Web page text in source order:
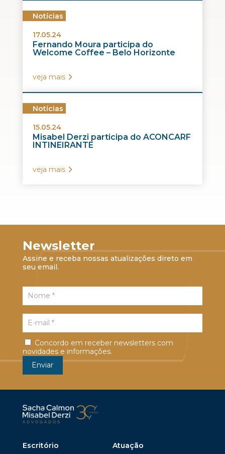
Notícias
17.05.24
Fernando Moura participa do
Welcome Coffee – Belo Horizonte
veja mais
Notícias
15.05.24
Misabel Derzi participa do ACONCARF
INTINEIRANTE
veja mais
Newsletter
Assine e receba nossas atualizações direto em
seu email.
Concordo em receber newsletters com
novidades e informações.
Escritório
Atuação